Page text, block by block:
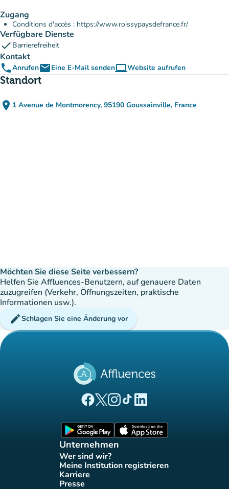
Zugang
Conditions d'accès : https://www.roissypaysdefrance.fr/
Verfügbare Dienste
check Barrierefreiheit
Kontakt
phoneAnrufenemailEine E-Mail sendencomputerWebsite aufrufen
(new tab)
Standort
place 1 Avenue de Montmorency, 95190 Goussainville, France
(in Google Maps öffnen)
(new tab)
Möchten Sie diese Seite verbessern?
Helfen Sie Affluences-Benutzern, auf genauere Daten
zuzugreifen (Verkehr, Öffnungszeiten, praktische
Informationen usw.).
editSchlagen Sie eine Änderung vor
(new tab)
(new tab)
(new tab)(new tab)
(new tab)
Unternehmen
Wer sind wir?
(new tab)
Meine Institution registrieren
(new tab)
Karriere(new tab)
Presse